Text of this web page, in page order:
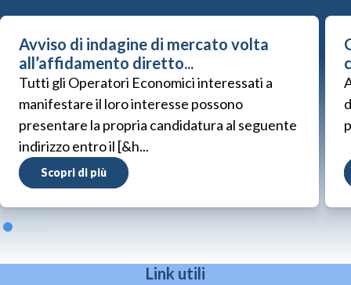
Avviso di indagine di mercato volta
all’affidamento diretto...
Tutti gli Operatori Economici interessati a
manifestare il loro interesse possono
presentare la propria candidatura al seguente
indirizzo entro il [&h...
Scopri di più
Link utili